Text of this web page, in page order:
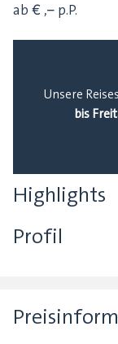
ab € ,– p.P.
Unsere
bis
Highlights
Profil